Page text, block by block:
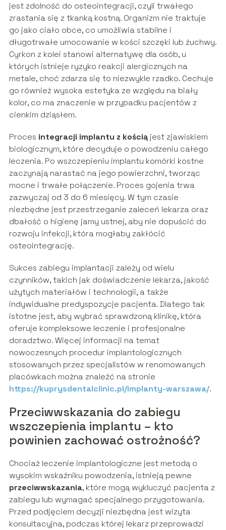
jest zdolność do osteointegracji, czyli trwałego
zrastania się z tkanką kostną. Organizm nie traktuje
go jako ciało obce, co umożliwia stabilne i
długotrwałe umocowanie w kości szczęki lub żuchwy.
Cyrkon z kolei stanowi alternatywę dla osób, u
których istnieje ryzyko reakcji alergicznych na
metale, choć zdarza się to niezwykle rzadko. Cechuje
go również wysoka estetyka ze względu na biały
kolor, co ma znaczenie w przypadku pacjentów z
cienkim dziąsłem.
Proces integracji implantu z kościąjest zjawiskiem
biologicznym, które decyduje o powodzeniu całego
leczenia. Po wszczepieniu implantu komórki kostne
zaczynają narastać na jego powierzchni, tworząc
mocne i trwałe połączenie. Proces gojenia trwa
zazwyczaj od 3 do 6 miesięcy. W tym czasie
niezbędne jest przestrzeganie zaleceń lekarza oraz
dbałość o higienę jamy ustnej, aby nie dopuścić do
rozwoju infekcji, która mogłaby zakłócić
osteointegrację.
Sukces zabiegu implantacji zależy od wielu
czynników, takich jak doświadczenie lekarza, jakość
użytych materiałów i technologii, a także
indywidualne predyspozycje pacjenta. Dlatego tak
istotne jest, aby wybrać sprawdzoną klinikę, która
oferuje kompleksowe leczenie i profesjonalne
doradztwo. Więcej informacji na temat
nowoczesnych procedur implantologicznych
stosowanych przez specjalistów w renomowanych
placówkach można znaleźć na stronie
https://kuprysdentalclinic.pl/implanty-warszawa/.
Przeciwwskazania do zabiegu
wszczepienia implantu – kto
powinien zachować ostrożność?
Chociaż leczenie implantologiczne jest metodą o
wysokim wskaźniku powodzenia, istnieją pewne
przeciwwskazania, które mogą wykluczyć pacjenta z
zabiegu lub wymagać specjalnego przygotowania.
Przed podjęciem decyzji niezbędna jest wizyta
konsultacyjna, podczas której lekarz przeprowadzi